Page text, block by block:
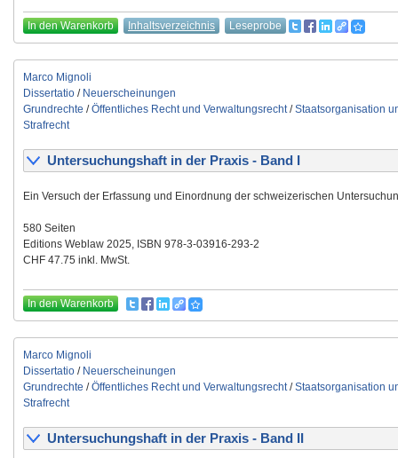
In den Warenkorb Inhaltsverzeichnis Leseprobe
Marco Mignoli
Dissertatio / Neuerscheinungen
Grundrechte /Öffentliches Recht und Verwaltungsrecht/Staatsorganisation
Strafrecht
Untersuchungshaft in der Praxis - Band I
Ein Versuch der Erfassung und Einordnung der schweizerischen
580 Seiten
Editions Weblaw 2025, ISBN 978-3-03916-293-2
CHF 47.75 inkl. MwSt.
In den Warenkorb
Marco Mignoli
Dissertatio / Neuerscheinungen
Grundrechte /Öffentliches Recht und Verwaltungsrecht/Staatsorganisation
Strafrecht
Untersuchungshaft in der Praxis - Band II